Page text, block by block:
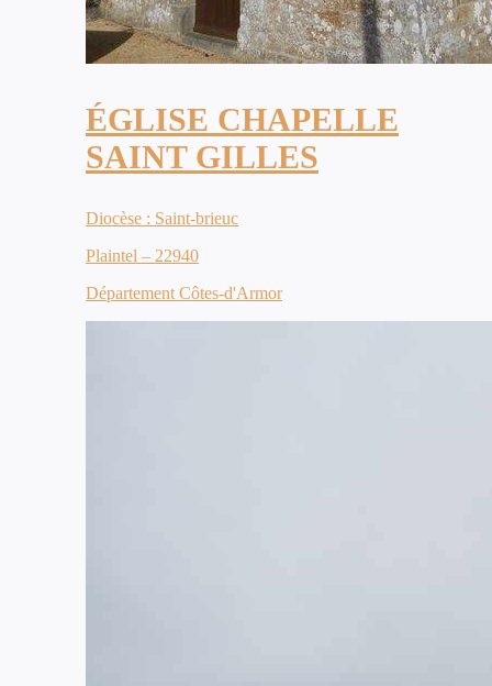
ÉGLISE CHAPELLE
SAINT GILLES
Diocèse : Saint-brieuc
Plaintel – 22940
Département Côtes-d'Armor